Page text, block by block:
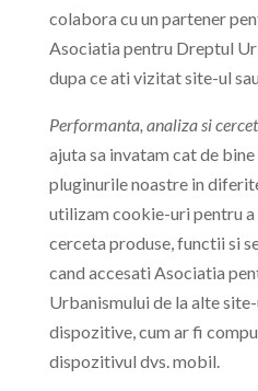
colabora cu un partener
Asociatia pentru Dreptul
dupa ce ati vizitat site-ul
Performanta, analiza si
ajuta sa invatam cat de
pluginurile noastre in
utilizam cookie-uri pentru
cerceta produse, functii si
cand accesati Asociatia
Urbanismului de la alte
dispozitive, cum ar fi
dispozitivul dvs. mobil.